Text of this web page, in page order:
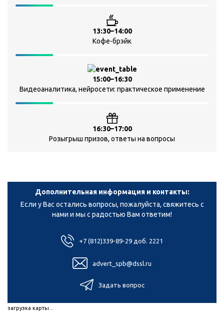
13:30–14:00
Кофе-брэйк
15:00–16:30
Видеоаналитика, нейросети: практическое применение
16:30–17:00
Розыгрыш призов, ответы на вопросы
Дополнительная информация и контакты:
Если у Вас остались вопросы, пожалуйста, свяжитесь с
нами и мы с радостью Вам ответим!
+7 (812)339-89-29 доб. 2221
advert_spb@dssl.ru
Задать вопрос
загрузка карты...